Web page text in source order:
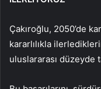
Çakıroğlu, 2050’de
kararlılıkla
uluslararası